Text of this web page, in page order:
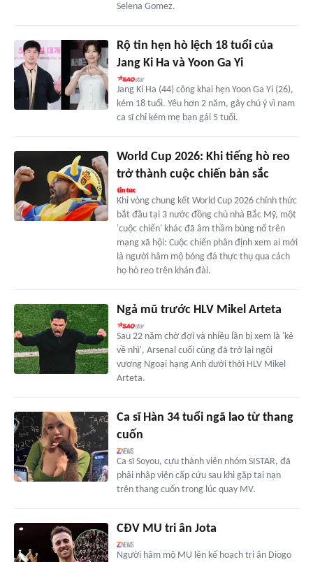
Selena Gomez.
Rộ tin hẹn hò lệch 18 tuổi của
Jang Ki Ha và Yoon Ga Yi
Jang Ki Ha (44) công khai hẹn Yoon Ga Yi (26),
kém 18 tuổi. Yêu hơn 2 năm, gây chú ý vì nam
ca sĩ chỉ kém mẹ bạn gái 5 tuổi.
World Cup 2026: Khi tiếng hò reo
trở thành cuộc chiến bản sắc
Khi vòng chung kết World Cup 2026 chính thức
bắt đầu tại 3 nước đồng chủ nhà Bắc Mỹ, một
'cuộc chiến' khác đã âm thầm bùng nổ trên
mạng xã hội: Cuộc chiến phân định xem ai mới
là người hâm mộ bóng đá thực thụ qua cách
họ hò reo trên khán đài.
Ngả mũ trước HLV Mikel Arteta
Sau 22 năm chờ đợi và nhiều lần bị xem là 'kẻ
về nhì', Arsenal cuối cùng đã trở lại ngôi
vương Ngoại hạng Anh dưới thời HLV Mikel
Arteta.
Ca sĩ Hàn 34 tuổi ngã lao từ thang
cuốn
Ca sĩ Soyou, cựu thành viên nhóm SISTAR, đã
phải nhập viện cấp cứu sau khi gặp tai nạn
trên thang cuốn trong lúc quay MV.
CĐV MU tri ân Jota
Người hâm mộ MU lên kế hoạch tri ân Diogo